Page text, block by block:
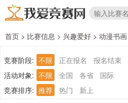
首页 > 比赛信息 > 兴趣爱好 > 动漫书画
竞赛阶段: 不限 正在报名 报名结束
活动对象: 不限 全国 各省
国际
竞赛排序: 推荐 热门 新上